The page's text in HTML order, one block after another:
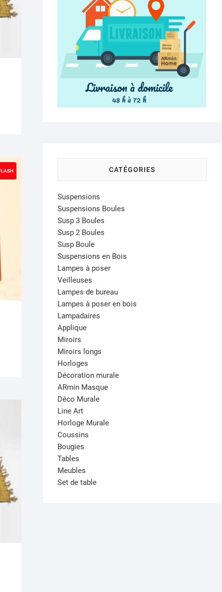
CATÉGORIES
Suspensions
Suspensions Boules
Susp 3 Boules
Susp 2 Boules
Susp Boule
Suspensions en Bois
Lampes à poser
Veilleuses
Lampes de bureau
Lampes à poser en bois
Lampadaires
Applique
Miroirs
Miroirs longs
Horloges
Décoration murale
ARmin Masque
Déco Murale
Line Art
Horloge Murale
Coussins
Bougies
Tables
Meubles
Set de table